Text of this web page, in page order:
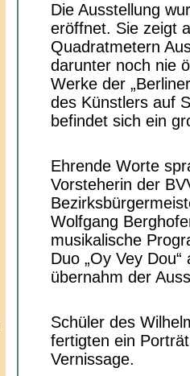
Die Ausstellung
eröffnet. Sie zeigt
Quadratmetern
darunter noch nie
Werke der
des Künstlers auf
befindet sich ein
Ehrende Worte
Vorsteherin der
Wolfgang
musikalische
Duo „Oy Vey
übernahm der
Schüler des
fertigten ein
Vernissage.